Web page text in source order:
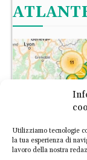
Utilizziamo tecnologie
la tua esperienza di
lavoro della nostra